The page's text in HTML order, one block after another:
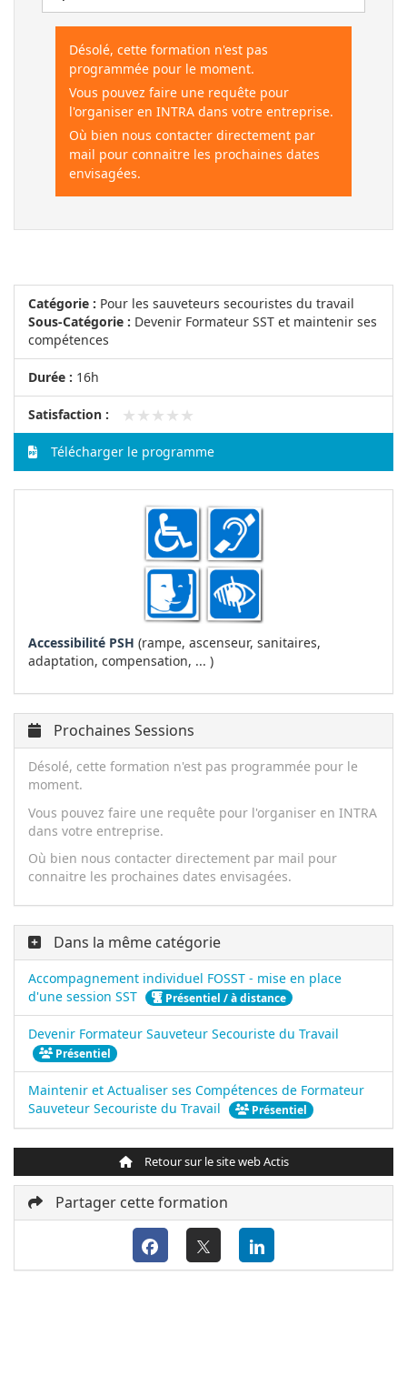
Désolé, cette formation n'est pas
programmée pour le moment.
Vous pouvez faire une requête pour
l'organiser en INTRA dans votre entreprise.
Où bien nous contacter directement par
mail pour connaitre les prochaines dates
envisagées.
Catégorie : Pour les sauveteurs secouristes du travail
Sous-Catégorie : Devenir Formateur SST et maintenir ses
compétences
Durée : 16h
Satisfaction : ★★★★★
★★★★★
Télécharger le programme
Accessibilité PSH (rampe, ascenseur, sanitaires,
adaptation, compensation, ... )
Prochaines Sessions
Désolé, cette formation n'est pas programmée pour le
moment.
Vous pouvez faire une requête pour l'organiser en INTRA
dans votre entreprise.
Où bien nous contacter directement par mail pour
connaitre les prochaines dates envisagées.
Dans la même catégorie
Accompagnement individuel FOSST - mise en place
d'une session SST
Présentiel / à distance
Devenir Formateur Sauveteur Secouriste du Travail
Présentiel
Maintenir et Actualiser ses Compétences de Formateur
Sauveteur Secouriste du Travail
Présentiel
Retour sur le site web Actis
Partager cette formation